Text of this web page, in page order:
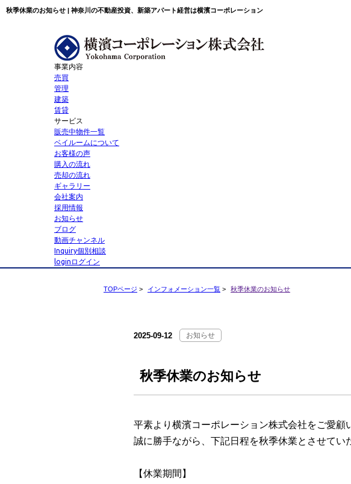
秋季休業のお知らせ | 神奈川の不動産投資、新築アパート経営は横濱コーポレーション
事業内容
売買
管理
建築
賃貸
サービス
販売中物件一覧
ベイルームについて
お客様の声
購入の流れ
売却の流れ
ギャラリー
会社案内
採用情報
お知らせ
ブログ
動画チャンネル
Inquiry個別相談
login ログイン
TOPページ > インフォメーション一覧 > 秋季休業のお知らせ
2025-09-12 お知らせ
秋季休業のお知らせ
平素より横濱コーポレーション株式会社をご愛顧
誠に勝手ながら、下記日程を秋季休業とさせてい
【休業期間】